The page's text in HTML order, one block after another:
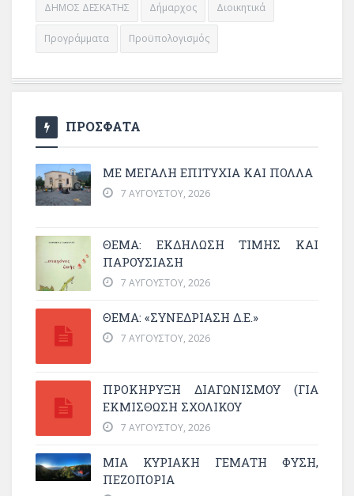
ΔΗΜΟΣ ΔΕΣΚΑΤΗΣ Δήμαρχος Διοικητικά
Προγράμματα Προϋπολογισμός
ΠΡΟΣΦΑΤΑ
ΜΕ ΜΕΓΆΛΗ ΕΠΙΤΥΧΊΑ ΚΑΙ ΠΟΛΛΆ
7 ΑΥΓΟΎΣΤΟΥ, 2026
ΘΈΜΑ: ΕΚΔΉΛΩΣΗ ΤΙΜΉΣ ΚΑΙ
ΠΑΡΟΥΣΊΑΣΗ
7 ΑΥΓΟΎΣΤΟΥ, 2026
ΘΕΜΑ: «ΣΥΝΕΔΡΊΑΣΗ Δ.Ε.»
7 ΑΥΓΟΎΣΤΟΥ, 2026
ΠΡΟΚΗΡΥΞΗ ΔΙΑΓΩΝΙΣΜΟΥ (ΓΙΑ
ΕΚΜΊΣΘΩΣΗ ΣΧΟΛΙΚΟΎ
7 ΑΥΓΟΎΣΤΟΥ, 2026
ΜΙΑ ΚΥΡΙΑΚΉ ΓΕΜΆΤΗ ΦΎΣΗ,
ΠΕΖΟΠΟΡΊΑ